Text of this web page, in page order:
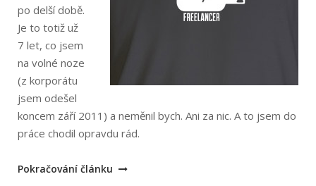
po delší době.
Je to totiž už
7 let, co jsem
na volné noze
(z korporátu
jsem odešel
koncem září 2011) a neměnil bych. Ani za nic. A to jsem do
práce chodil opravdu rád.
„Další
Pokračování článku